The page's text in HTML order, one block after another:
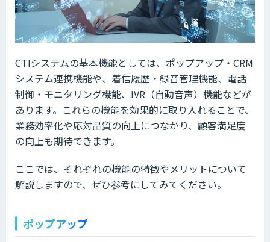
CTIシステムの基本機能としては、ポップアップ・CRM
システム連携機能や、着信履歴・録音管理機能、電話
制御・モニタリング機能、IVR（自動音声）機能などが
あります。これらの機能を効果的に取り入れることで、
業務効率化や応対品質の向上につながり、顧客満足度
の向上も期待できます。
ここでは、それぞれの機能の特徴やメリットについて
解説しますので、ぜひ参考にしてみてください。
ポップアップ